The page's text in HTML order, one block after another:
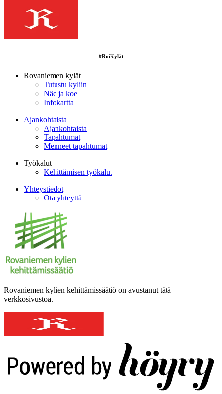
#RoiKylät
Rovaniemen kylät
Tutustu kyliin
Näe ja koe
Infokartta
Ajankohtaista
Ajankohtaista
Tapahtumat
Menneet tapahtumat
Työkalut
Kehittämisen työkalut
Yhteystiedot
Ota yhteyttä
Rovaniemen kylien kehittämissäätiö on avustanut tätä
verkkosivustoa.